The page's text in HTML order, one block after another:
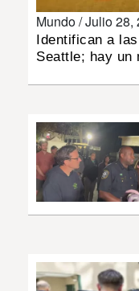
Mundo /Julio 28,
Identifican a
Seattle; hay un